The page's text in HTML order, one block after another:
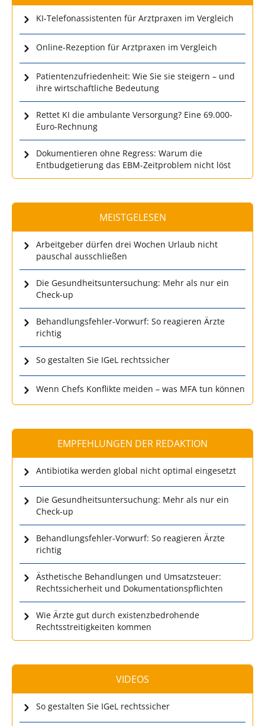
KI-Telefonassistenten für Arztpraxen im Vergleich
Online-Rezeption für Arztpraxen im Vergleich
Patientenzufriedenheit: Wie Sie sie steigern – und
ihre wirtschaftliche Bedeutung
Rettet KI die ambulante Versorgung? Eine 69.000-
Euro-Rechnung
Dokumentieren ohne Regress: Warum die
Entbudgetierung das EBM-Zeitproblem nicht löst
MEISTGELESEN
Arbeitgeber dürfen drei Wochen Urlaub nicht
pauschal ausschließen
Die Gesundheitsuntersuchung: Mehr als nur ein
Check-up
Behandlungsfehler-Vorwurf: So reagieren Ärzte
richtig
So gestalten Sie IGeL rechtssicher
Wenn Chefs Konflikte meiden – was MFA tun können
EMPFEHLUNGEN DER REDAKTION
Antibiotika werden global nicht optimal eingesetzt
Die Gesundheitsuntersuchung: Mehr als nur ein
Check-up
Behandlungsfehler-Vorwurf: So reagieren Ärzte
richtig
Ästhetische Behandlungen und Umsatzsteuer:
Rechtssicherheit und Dokumentationspflichten
Wie Ärzte gut durch existenzbedrohende
Rechtsstreitigkeiten kommen
VIDEOS
So gestalten Sie IGeL rechtssicher